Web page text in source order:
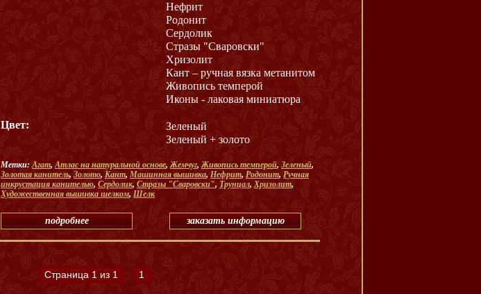
Нефрит
Родонит
Сердолик
Стразы "Сваровски"
Хризолит
Кант – ручная вязка метанитом
Живопись темперой
Иконы - лаковая миниатюра
Цвет:
Зеленый
Зеленый + золото
Метки:Агат,Атлас на натуральной основе,Жемчуг,Живопись темперой, Зеленый,
Золотая канитель, Золото,Кант, Машинная вышивка, Нефрит, Родонит, Ручная
инкрустация канителью, Сердолик, Стразы "Сваровски", Трунцал,Хризолит,
Художественная вышивка шелком, Шелк
подробнее заказать информацию
Страница 1 из 1 1